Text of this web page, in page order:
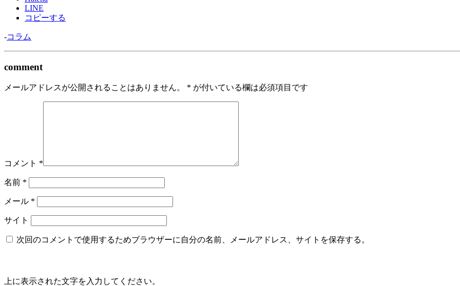
LINE
コピーする
-コラム
comment
メールアドレスが公開されることはありません。 * が付いている欄は必須項目です
コメント *
名前 *
メール *
サイト
次回のコメントで使用するためブラウザーに自分の名前、メールアドレス、サイトを保存する。
上に表示された文字を入力してください。